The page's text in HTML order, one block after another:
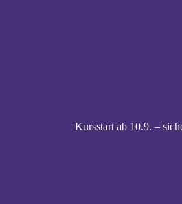
Kursstart ab 10.9. –